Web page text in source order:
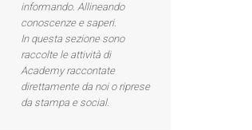
informando. Allineando
conoscenze e saperi.
In questa sezione sono
raccolte le attività di
Academy raccontate
direttamente da noi o riprese
da stampa e social.